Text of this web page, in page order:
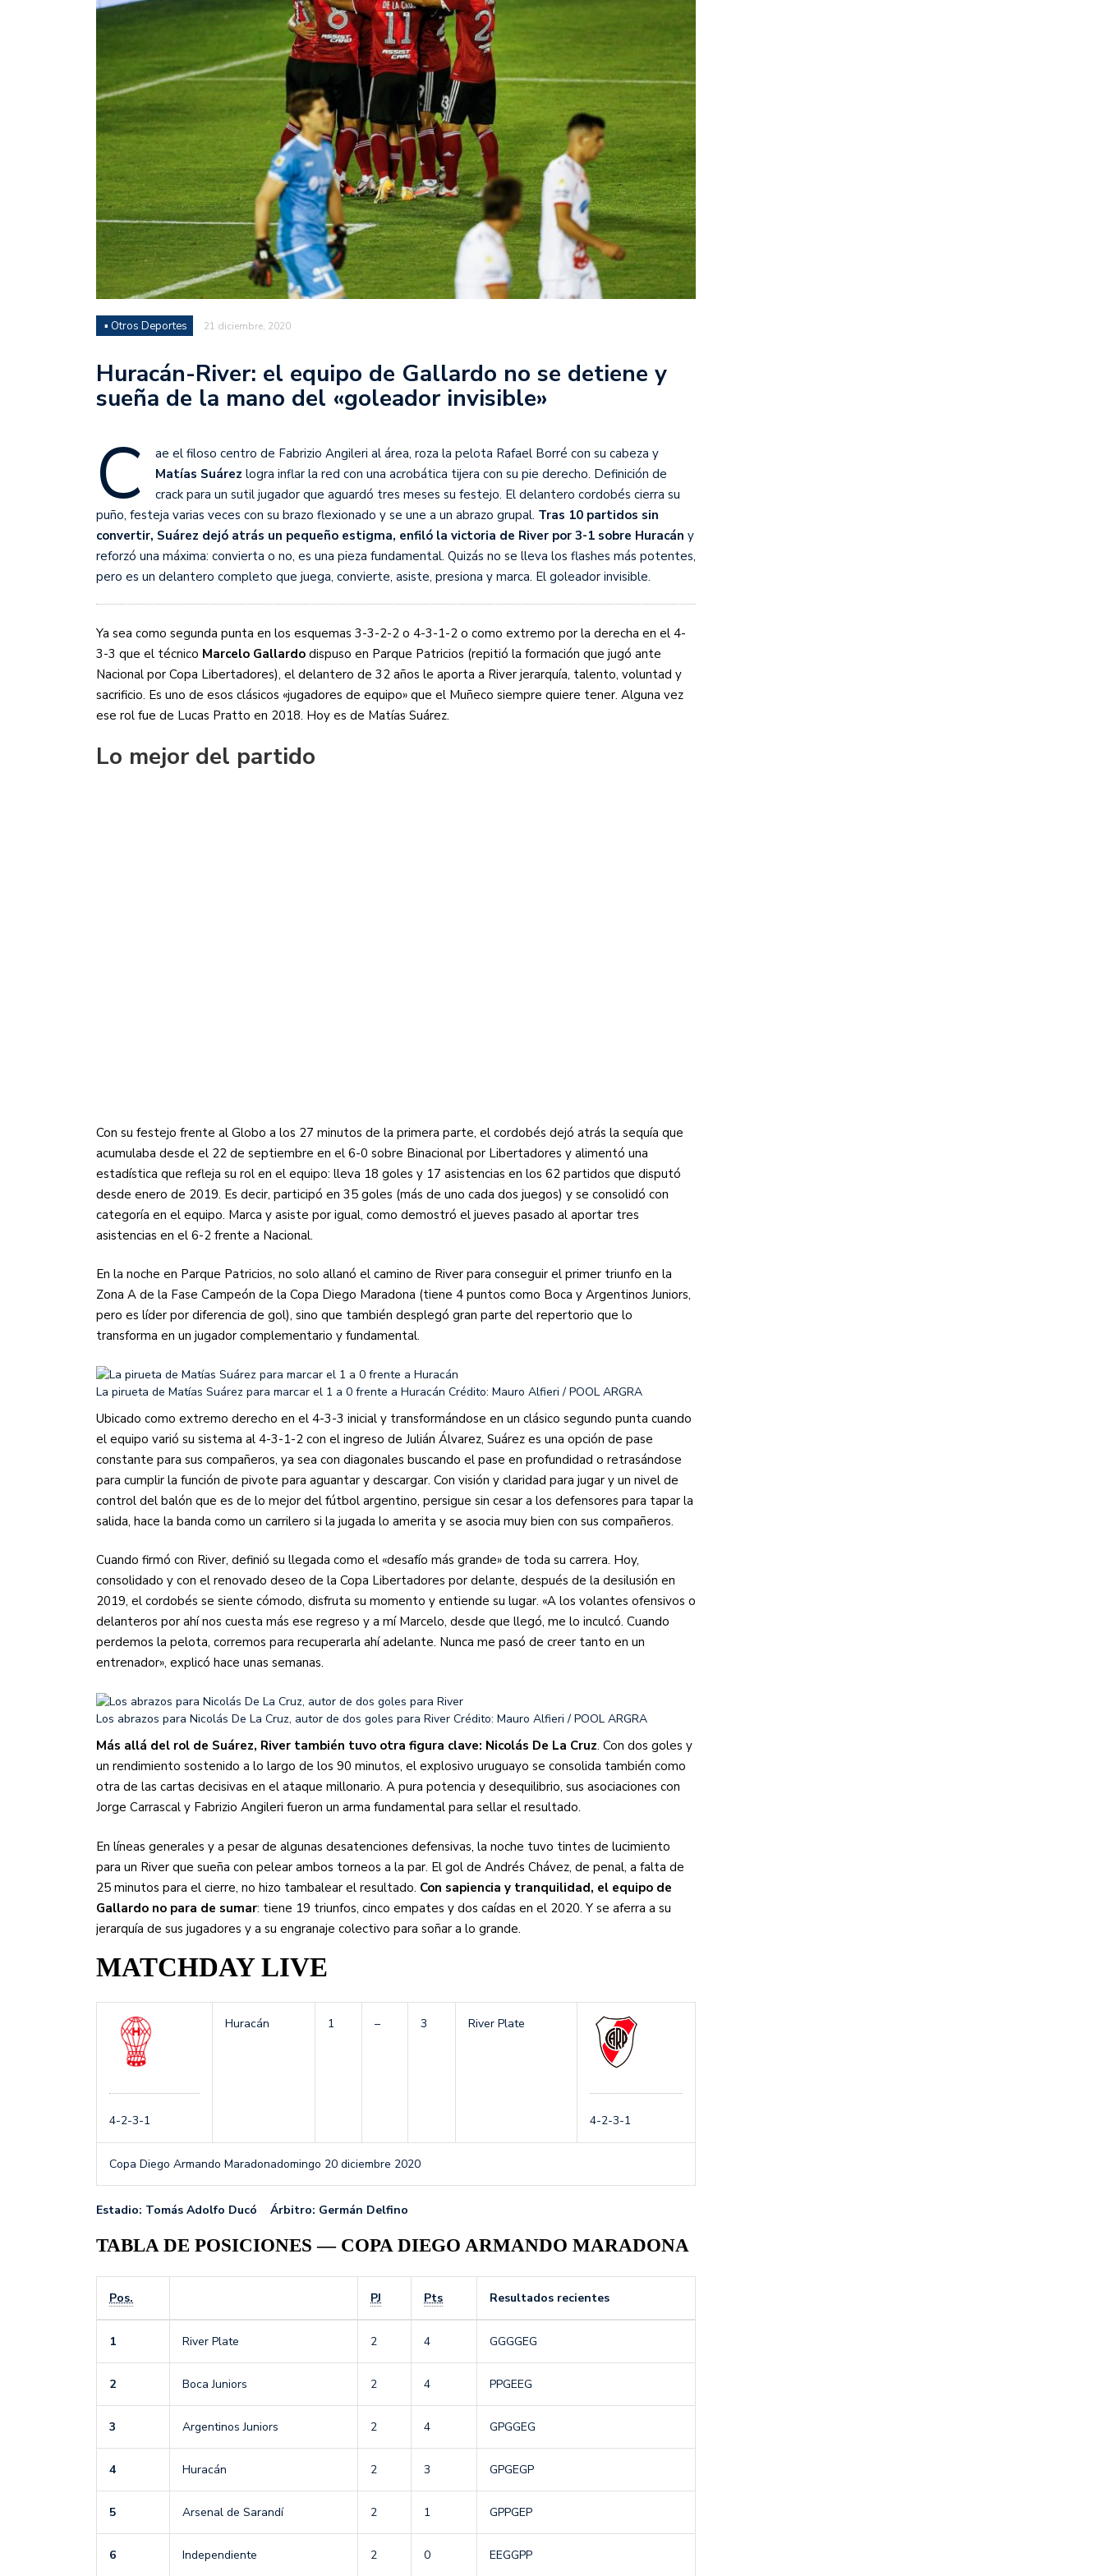
en la historia grande del club”
Nicolás Otamendi regresa al fútbol argentino después de 16 años: del orgullo
de Vélez a la pasión por River
Boca ganó con lo justo ante O’Higgins gracias a la jerarquía de Paredes: una
diferencia y un juego que no dan paz para ir a Rancagua
El Nacional de Clubes A llega a Córdoba con el histórico regreso de Diego
Simonet
Lista de la selección femenina de Argentina para la Copa Mundial de Hockey FIH
2026
Lista de la selección masculina de Argentina para la Copa Mundial de Hockey
Sudamericana
Empieza el Clausura: las diez cosas que tenés que saber
▪ Otros Deportes 21 diciembre, 2020
Huracán-River: el equipo de Gallardo no se detiene y
sueña de la mano del «goleador invisible»
C
ae el filoso centro de Fabrizio Angileri al área, roza la pelota Rafael Borré con su cabeza y
Matías Suárez logra inflar la red con una acrobática tijera con su pie derecho. Definición de
crack para un sutil jugador que aguardó tres meses su festejo. El delantero cordobés cierra su
puño, festeja varias veces con su brazo flexionado y se une a un abrazo grupal. Tras 10 partidos sin
convertir, Suárez dejó atrás un pequeño estigma, enfiló la victoria de River por 3-1 sobre Huracán y
reforzó una máxima: convierta o no, es una pieza fundamental. Quizás no se lleva los flashes más potentes,
pero es un delantero completo que juega, convierte, asiste, presiona y marca. El goleador invisible.
Ya sea como segunda punta en los esquemas 3-3-2-2 o 4-3-1-2 o como extremo por la derecha en el 4-
3-3 que el técnico Marcelo Gallardo dispuso en Parque Patricios (repitió la formación que jugó ante
Nacional por Copa Libertadores), el delantero de 32 años le aporta a River jerarquía, talento, voluntad y
sacrificio. Es uno de esos clásicos «jugadores de equipo» que el Muñeco siempre quiere tener. Alguna vez
ese rol fue de Lucas Pratto en 2018. Hoy es de Matías Suárez.
Lo mejor del partido
Con su festejo frente al Globo a los 27 minutos de la primera parte, el cordobés dejó atrás la sequía que
acumulaba desde el 22 de septiembre en el 6-0 sobre Binacional por Libertadores y alimentó una
estadística que refleja su rol en el equipo: lleva 18 goles y 17 asistencias en los 62 partidos que disputó
desde enero de 2019. Es decir, participó en 35 goles (más de uno cada dos juegos) y se consolidó con
categoría en el equipo. Marca y asiste por igual, como demostró el jueves pasado al aportar tres
asistencias en el 6-2 frente a Nacional.
En la noche en Parque Patricios, no solo allanó el camino de River para conseguir el primer triunfo en la
Zona A de la Fase Campeón de la Copa Diego Maradona (tiene 4 puntos como Boca y Argentinos Juniors,
pero es líder por diferencia de gol), sino que también desplegó gran parte del repertorio que lo
transforma en un jugador complementario y fundamental.
La pirueta de Matías Suárez para marcar el 1 a 0 frente a Huracán Crédito: Mauro Alfieri / POOL ARGRA
Ubicado como extremo derecho en el 4-3-3 inicial y transformándose en un clásico segundo punta cuando
el equipo varió su sistema al 4-3-1-2 con el ingreso de Julián Álvarez, Suárez es una opción de pase
constante para sus compañeros, ya sea con diagonales buscando el pase en profundidad o retrasándose
para cumplir la función de pivote para aguantar y descargar. Con visión y claridad para jugar y un nivel de
control del balón que es de lo mejor del fútbol argentino, persigue sin cesar a los defensores para tapar la
salida, hace la banda como un carrilero si la jugada lo amerita y se asocia muy bien con sus compañeros.
Cuando firmó con River, definió su llegada como el «desafío más grande» de toda su carrera. Hoy,
consolidado y con el renovado deseo de la Copa Libertadores por delante, después de la desilusión en
2019, el cordobés se siente cómodo, disfruta su momento y entiende su lugar. «A los volantes ofensivos o
delanteros por ahí nos cuesta más ese regreso y a mí Marcelo, desde que llegó, me lo inculcó. Cuando
perdemos la pelota, corremos para recuperarla ahí adelante. Nunca me pasó de creer tanto en un
entrenador», explicó hace unas semanas.
Los abrazos para Nicolás De La Cruz, autor de dos goles para River Crédito: Mauro Alfieri / POOL ARGRA
Más allá del rol de Suárez, River también tuvo otra figura clave: Nicolás De La Cruz. Con dos goles y
un rendimiento sostenido a lo largo de los 90 minutos, el explosivo uruguayo se consolida también como
otra de las cartas decisivas en el ataque millonario. A pura potencia y desequilibrio, sus asociaciones con
Jorge Carrascal y Fabrizio Angileri fueron un arma fundamental para sellar el resultado.
En líneas generales y a pesar de algunas desatenciones defensivas, la noche tuvo tintes de lucimiento
para un River que sueña con pelear ambos torneos a la par. El gol de Andrés Chávez, de penal, a falta de
25 minutos para el cierre, no hizo tambalear el resultado. Con sapiencia y tranquilidad, el equipo de
Gallardo no para de sumar: tiene 19 triunfos, cinco empates y dos caídas en el 2020. Y se aferra a su
jerarquía de sus jugadores y a su engranaje colectivo para soñar a lo grande.
MATCHDAY LIVE
4-2-3-1
Huracán 1 – 3 River Plate
4-2-3-1
Copa Diego Armando Maradonadomingo 20 diciembre 2020
Estadio: Tomás Adolfo Ducó Árbitro: Germán Delfino
TABLA DE POSICIONES — COPA DIEGO ARMANDO MARADONA
Pos. PJ Pts Resultados recientes
1 River Plate 2 4 GGGGEG
2 Boca Juniors 2 4 PPGEEG
3 Argentinos Juniors 2 4 GPGGEG
4 Huracán 2 3 GPGEGP
5 Arsenal de Sarandí 2 1 GPPGEP
6 Independiente 2 0 EEGGPP